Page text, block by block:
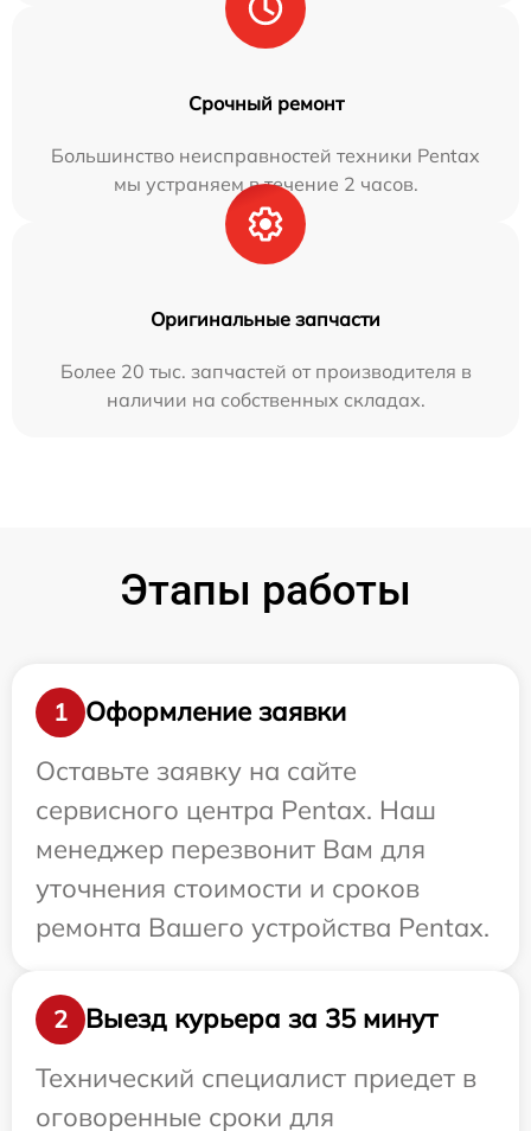
Срочный ремонт
Большинство неисправностей техники Pentax
мы устраняем в течение 2 часов.
Оригинальные запчасти
Более 20 тыс. запчастей от производителя в
наличии на собственных складах.
Этапы работы
1
Оформление заявки
Оставьте заявку на сайте
сервисного центра Pentax. Наш
менеджер перезвонит Вам для
уточнения стоимости и сроков
ремонта Вашего устройства Pentax.
2
Выезд курьера за 35 минут
Технический специалист приедет в
оговоренные сроки для